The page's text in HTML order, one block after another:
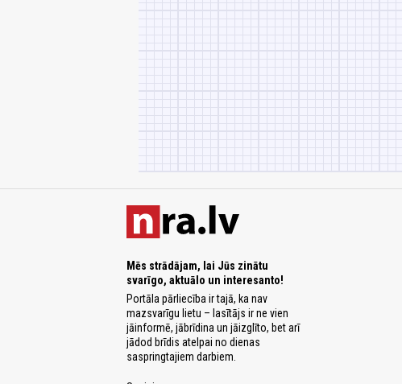
Mēs strādājam, lai Jūs zinātu
svarīgo, aktuālo un interesanto!
Portāla pārliecība ir tajā, ka nav
mazsvarīgu lietu – lasītājs ir ne vien
jāinformē, jābrīdina un jāizglīto, bet arī
jādod brīdis atelpai no dienas
saspringtajiem darbiem.